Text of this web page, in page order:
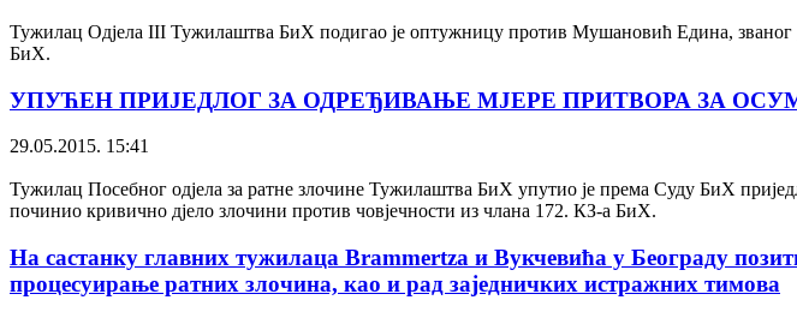
Тужилац Одјела III Тужилаштва БиХ подигао је оптужницу против Мушановић Едина, званог
БиХ.
УПУЋЕН ПРИЈЕДЛОГ ЗА ОДРЕЂИВАЊЕ МЈЕРЕ ПРИТВОРА ЗА
29.05.2015. 15:41
Тужилац Посебног одјела за ратне злочине Тужилаштва БиХ упутио је према Суду БиХ
починио кривично дјело злочини против човјечности из члана 172. КЗ-а БиХ.
На састанку главних тужилаца Brammertza и Вукчевића у Београду
процесуирање ратних злочина, као и рад заједничких истражних тимова